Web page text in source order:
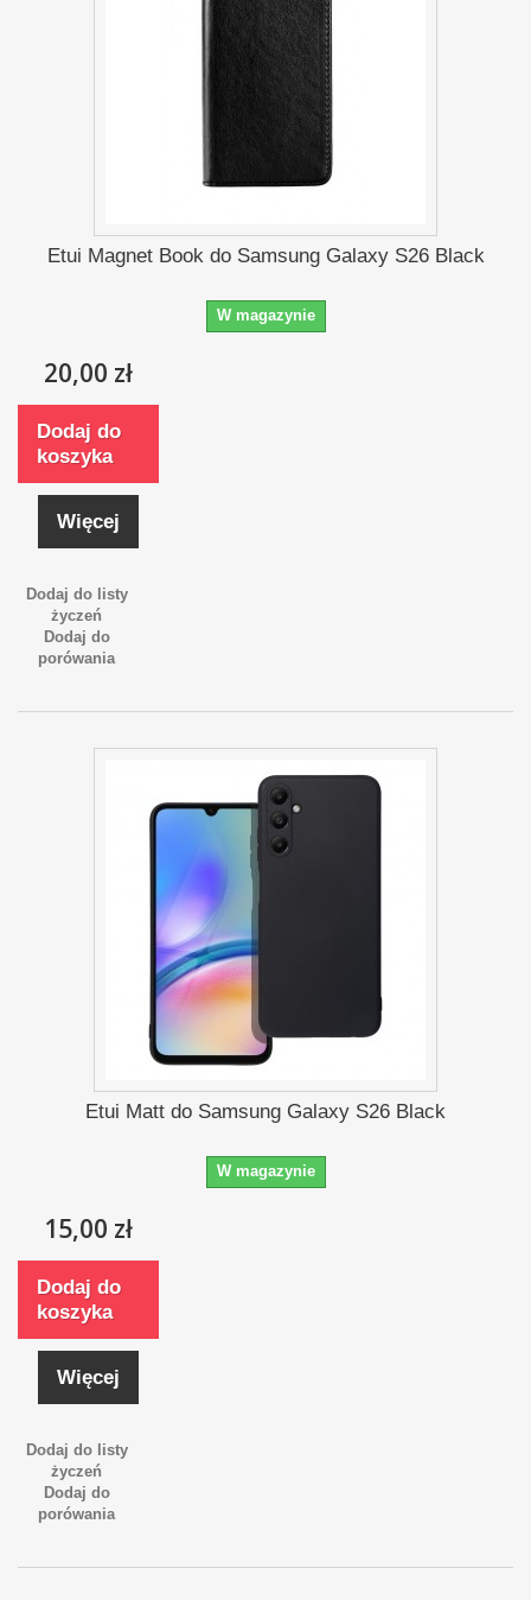
Etui Magnet Book do Samsung Galaxy S26 Black
W magazynie
20,00 zł
Dodaj do
koszyka
Więcej
Dodaj do listy
życzeń
Dodaj do
porówania
Etui Matt do Samsung Galaxy S26 Black
W magazynie
15,00 zł
Dodaj do
koszyka
Więcej
Dodaj do listy
życzeń
Dodaj do
porówania